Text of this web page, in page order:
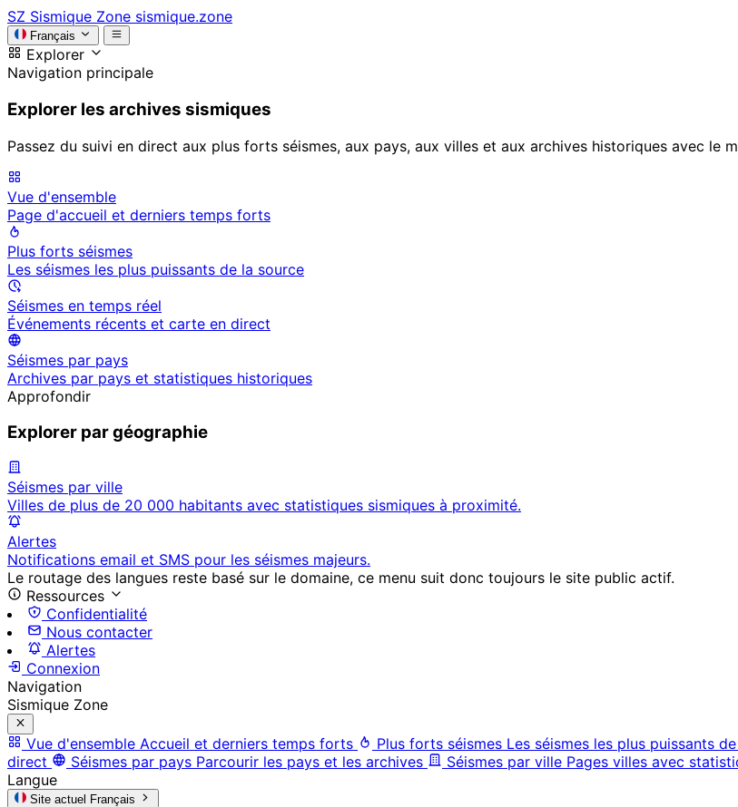
SZ Sismique Zone sismique.zone
Français
Explorer
Navigation principale
Explorer les archives sismiques
Passez du suivi en direct aux plus forts séismes, aux pays, aux villes et aux archives historiques avec le
Vue d'ensemble
Page d'accueil et derniers temps forts
Plus forts séismes
Les séismes les plus puissants de la source
Séismes en temps réel
Événements récents et carte en direct
Séismes par pays
Archives par pays et statistiques historiques
Approfondir
Explorer par géographie
Séismes par ville
Villes de plus de 20 000 habitants avec statistiques sismiques à proximité.
Alertes
Notifications email et SMS pour les séismes majeurs.
Le routage des langues reste basé sur le domaine, ce menu suit donc toujours le site public actif.
Ressources
Confidentialité
Nous contacter
Alertes
Connexion
Navigation
Sismique Zone
Vue d'ensemble Accueil et derniers temps forts Plus forts séismes Les séismes les plus puissants
direct
Séismes par pays Parcourir les pays et les archives Séismes par ville Pages villes avec
Langue
Site actuel Français